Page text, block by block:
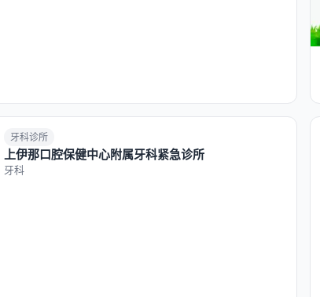
牙科诊所
上伊那口腔保健中心附属牙科紧急诊所
牙科